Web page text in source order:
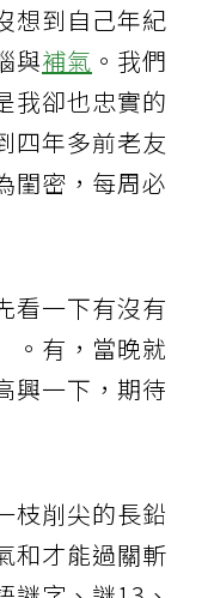
想到自己年紀
與補氣 。我們
我卻也忠實的
四年多前老友
閨密，每周必
看一下有沒有
。有，當晚就
興一下，期待
枝削尖的長鉛
和才能過關斬